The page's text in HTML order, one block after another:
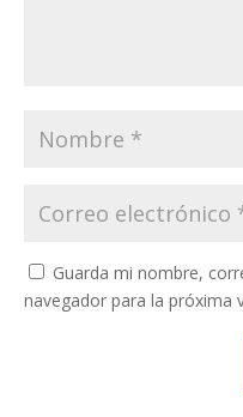
Guarda mi nombre,
navegador para la próxima